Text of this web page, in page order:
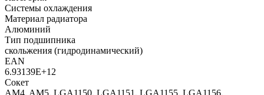
Системы охлаждения
Материал радиатора
Алюминий
Тип подшипника
скольжения (гидродинамический)
EAN
6.93139E+12
Сокет
AM4, AM5, LGA1150, LGA1151, LGA1155, LGA1156,